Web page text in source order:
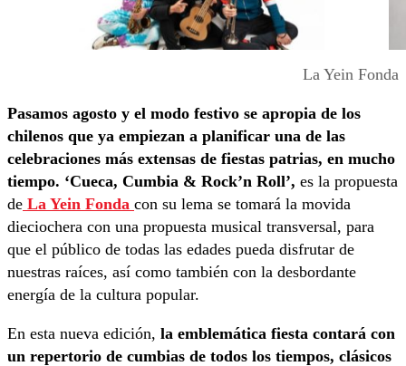
La Yein Fonda
Pasamos agosto y el modo festivo se apropia de los
chilenos que ya empiezan a planificar una de las
celebraciones más extensas de fiestas patrias, en mucho
tiempo. ‘Cueca, Cumbia & Rock’n Roll’, es la propuesta
de La Yein Fonda con su lema se tomará la movida
dieciochera con una propuesta musical transversal, para
que el público de todas las edades pueda disfrutar de
nuestras raíces, así como también con la desbordante
energía de la cultura popular.
En esta nueva edición, la emblemática fiesta contará con
un repertorio de cumbias de todos los tiempos, clásicos